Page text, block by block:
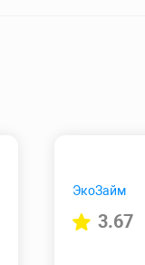
ЭкоЗайм
3.67